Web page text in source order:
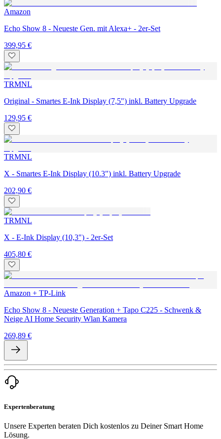
Amazon
Echo Show 8 - Neueste Gen. mit Alexa+ - 2er-Set
399,95 €
TRMNL
Original - Smartes E-Ink Display (7,5") inkl. Battery Upgrade
129,95 €
TRMNL
X - Smartes E-Ink Display (10.3") inkl. Battery Upgrade
202,90 €
TRMNL
X - E-Ink Display (10,3") - 2er-Set
405,80 €
Amazon + TP-Link
Echo Show 8 - Neueste Generation + Tapo C225 - Schwenk &
Neige AI Home Security Wlan Kamera
269,89 €
Expertenberatung
Unsere Experten beraten Dich kostenlos zu Deiner Smart Home
Lösung.